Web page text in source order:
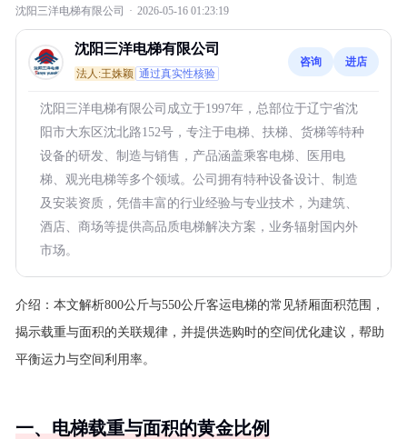
沈阳三洋电梯有限公司 · 2026-05-16 01:23:19
沈阳三洋电梯有限公司
法人:王姝颖 通过真实性核验
咨询 进店
沈阳三洋电梯有限公司成立于1997年，总部位于辽宁省沈
阳市大东区沈北路152号，专注于电梯、扶梯、货梯等特种
设备的研发、制造与销售，产品涵盖乘客电梯、医用电
梯、观光电梯等多个领域。公司拥有特种设备设计、制造
及安装资质，凭借丰富的行业经验与专业技术，为建筑、
酒店、商场等提供高品质电梯解决方案，业务辐射国内外
市场。
介绍： 本文解析800公斤与550公斤客运电梯的常见轿厢面积范围，
揭示载重与面积的关联规律，并提供选购时的空间优化建议，帮助
平衡运力与空间利用率。
一、电梯载重与面积的黄金比例